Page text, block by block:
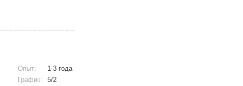
Опыт:
1-3 года
График:
5/2